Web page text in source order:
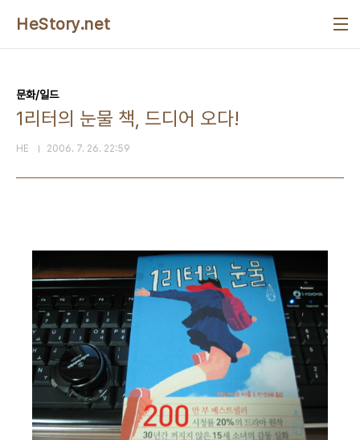
HeStory.net
문화/일드
1리터의 눈물 책, 드디어 오다!
HE 2006. 7. 26. 22:59